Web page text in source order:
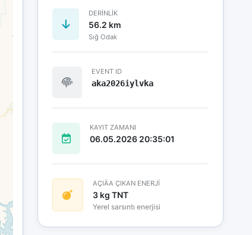
DERINLIK
56.2 km
Sığ Odak
EVENT ID
aka2026iylvka
KAYIT ZAMANI
06.05.2026 20:35:01
AÇIÄA ÇIKAN ENERJİ
3 kg TNT
Yerel sarsıntı enerjisi